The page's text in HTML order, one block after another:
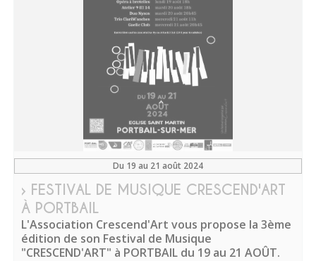
Du 19 au 21 août 2024
› FESTIVAL DE MUSIQUE CRESCEND'ART
À PORTBAIL
L'Association Crescend'Art vous propose la 3ème
édition de son Festival de Musique
"CRESCEND'ART" à PORTBAIL du 19 au 21 AOÛT.